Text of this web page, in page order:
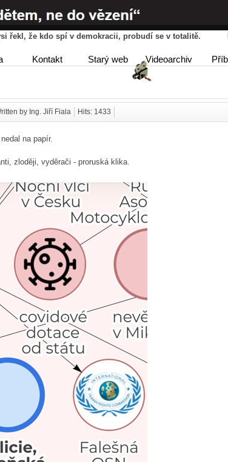
HOME
řekl, že kdo spí v demokracii, probudí se v totalitě.
Kontakt Starý web Videoarchiv
by Ing. Jiří Fiala Hits: 1433
na papír.
zloději, vyděrači - proruská klika.